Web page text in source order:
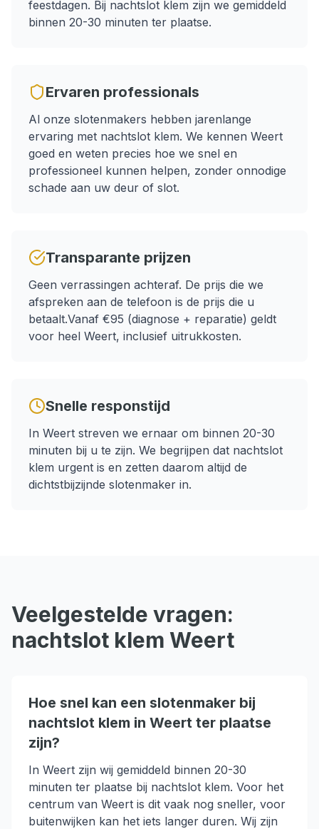
feestdagen. Bij nachtslot klem zijn we gemiddeld
binnen 20-30 minuten ter plaatse.
Ervaren professionals
Al onze slotenmakers hebben jarenlange
ervaring met nachtslot klem. We kennen Weert
goed en weten precies hoe we snel en
professioneel kunnen helpen, zonder onnodige
schade aan uw deur of slot.
Transparante prijzen
Geen verrassingen achteraf. De prijs die we
afspreken aan de telefoon is de prijs die u
betaalt.Vanaf €95 (diagnose + reparatie) geldt
voor heel Weert, inclusief uitrukkosten.
Snelle responstijd
In Weert streven we ernaar om binnen 20-30
minuten bij u te zijn. We begrijpen dat nachtslot
klem urgent is en zetten daarom altijd de
dichtstbijzijnde slotenmaker in.
Veelgestelde vragen:
nachtslot klem Weert
Hoe snel kan een slotenmaker bij
nachtslot klem in Weert ter plaatse
zijn?
In Weert zijn wij gemiddeld binnen 20-30
minuten ter plaatse bij nachtslot klem. Voor het
centrum van Weert is dit vaak nog sneller, voor
buitenwijken kan het iets langer duren. Wij zijn